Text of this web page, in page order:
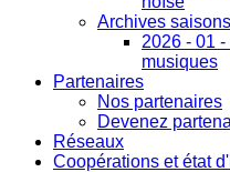
Archives saisons
2026 - 01
musiques
Partenaires
Nos partenaires
Devenez
Réseaux
Coopérations et état